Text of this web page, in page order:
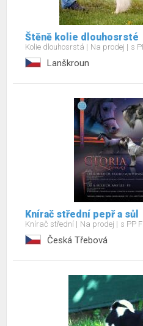
Štěně kolie dlouhosrsté
Kolie dlouhosrstá Na prodej s
Lanškroun
Knírač střední pepř a sůl
Knírač střední Na prodej s PP
Česká Třebová